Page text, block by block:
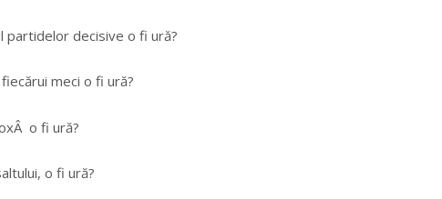
partidelor decisive o fi ură?
meci o fi ură?
o fi ură?
o fi ură?